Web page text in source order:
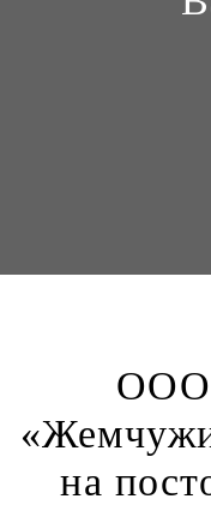
ООО
на